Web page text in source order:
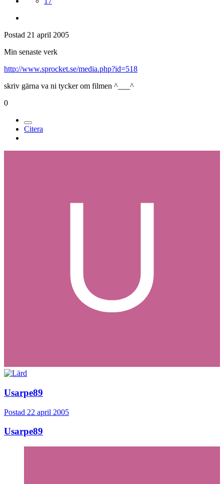
Postad 21 april 2005
Min senaste verk
http://www.sprocket.se/media.php?id=518
skriv gärna va ni tycker om filmen ^___^
0
Citera
Usarpe89
Postad 22 april 2005
Usarpe89